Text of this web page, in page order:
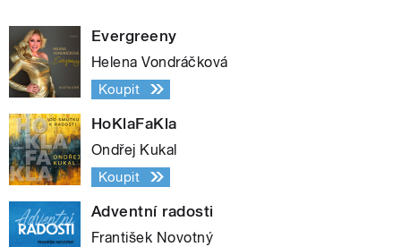
Evergreeny
Helena Vondráčková
Koupit
HoKlaFaKla
Ondřej Kukal
Koupit
Adventní radosti
František Novotný